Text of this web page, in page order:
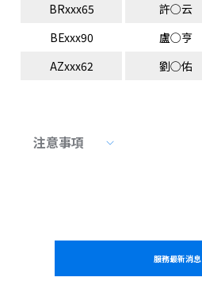
BRxxx65
許○云
BExxx90
盧○亨
AZxxx62
劉○佑
注意事項
服務最新消息